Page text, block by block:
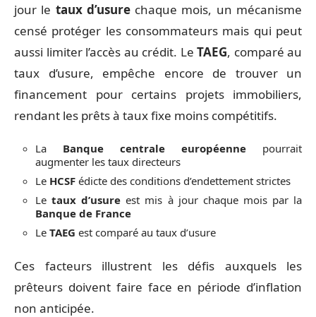
jour le taux d’usurechaque mois, un mécanisme
censé protéger les consommateurs mais qui peut
aussi limiter l’accès au crédit. Le TAEG, comparé au
taux d’usure, empêche encore de trouver un
financement pour certains projets immobiliers,
rendant les prêts à taux fixe moins compétitifs.
La Banque centrale européenne pourrait
augmenter les taux directeurs
Le HCSF édicte des conditions d’endettement strictes
Letaux d’usure est mis à jour chaque mois par la
Banque de France
Le TAEG est comparé au taux d’usure
Ces facteurs illustrent les défis auxquels les
prêteurs doivent faire face en période d’inflation
non anticipée.